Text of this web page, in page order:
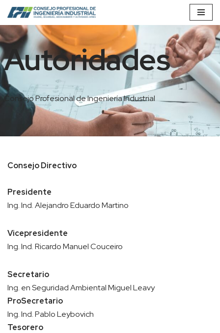
Saltar
al
contenido
Autoridades
Consejo Profesional de Ingeniería Industrial
Consejo Directivo
Presidente
Ing. Ind. Alejandro Eduardo Martino
Vicepresidente
Ing. Ind. Ricardo Manuel Couceiro
Secretario
Ing. en Seguridad Ambiental Miguel Leavy
ProSecretario
Ing. Ind. Pablo Leybovich
Tesorero